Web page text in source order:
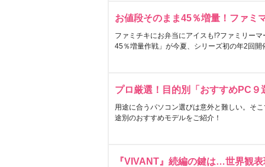
お値段そのまま45％増量！ファミ
ファミチキにお弁当にアイスも!?ファミリー
45％増量作戦」が今夏、シリーズ初の年2回開
プロ厳選！目的別「おすすめPC９
用途に合うパソコン選びは意外と難しい。そ
途別のおすすめモデルをご紹介！
『VIVANT』続編の鍵は…世界観